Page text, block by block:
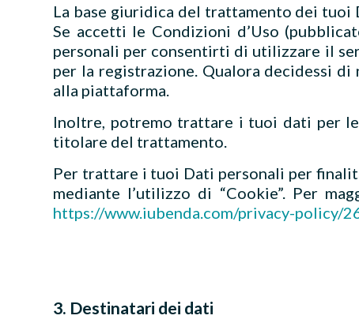
La base giuridica del trattamento dei tuoi
Se accetti le Condizioni d’Uso
personali per consentirti di utilizzare il
per la registrazione. Qualora decidessi
alla piattaforma.
Inoltre, potremo trattare i tuoi dati per
titolare del trattamento.
Per trattare i tuoi Dati personali per
mediante l’utilizzo di “Cookie”. Per
https://www.iubenda.com/privacy-policy/
3. Destinatari dei dati